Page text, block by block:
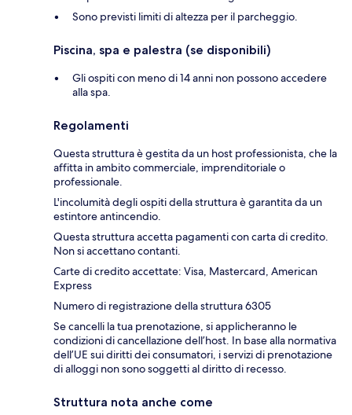
Sono previsti limiti di altezza per il parcheggio.
Piscina, spa e palestra (se disponibili)
Gli ospiti con meno di 14 anni non possono accedere
alla spa.
Regolamenti
Questa struttura è gestita da un host professionista, che la
affitta in ambito commerciale, imprenditoriale o
professionale.
L'incolumità degli ospiti della struttura è garantita da un
estintore antincendio.
Questa struttura accetta pagamenti con carta di credito.
Non si accettano contanti.
Carte di credito accettate: Visa, Mastercard, American
Express
Numero di registrazione della struttura 6305
Se cancelli la tua prenotazione, si applicheranno le
condizioni di cancellazione dell’host. In base alla normativa
dell’UE sui diritti dei consumatori, i servizi di prenotazione
di alloggi non sono soggetti al diritto di recesso.
Struttura nota anche come